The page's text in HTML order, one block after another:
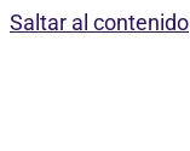
Saltar al contenido